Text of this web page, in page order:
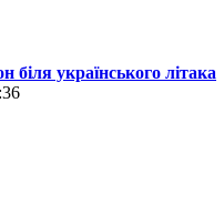
біля українського літака